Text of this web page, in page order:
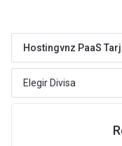
Hostingvnz PaaS